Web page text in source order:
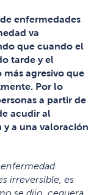
enfermedades
va
que cuando el
tarde y el
agresivo que
Por lo
a partir de
acudir al
a una valoración
irreversible, es